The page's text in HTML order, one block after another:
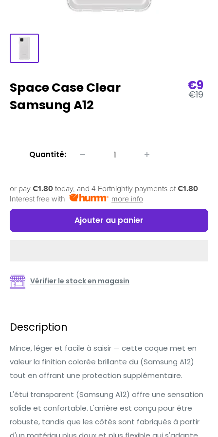
Space Case Clear
Samsung A12
Prix
de
€9
Prix
€19
Quantité:
or pay €1.80 today, and 4 Fortnightly payments of€1.80
Interest free with
more info
Ajouter au panier
Vérifier le stock en magasin
Description
Mince, léger et facile à saisir — cette coque met en
valeur la finition colorée brillante du (Samsung A12)
tout en offrant une protection supplémentaire.
L'étui transparent (Samsung A12) offre une sensation
solide et confortable. L'arrière est conçu pour être
robuste, tandis que les côtés sont fabriqués à partir